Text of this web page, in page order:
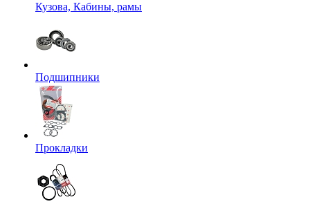
Кузова, Кабины, рамы
Подшипники
Прокладки